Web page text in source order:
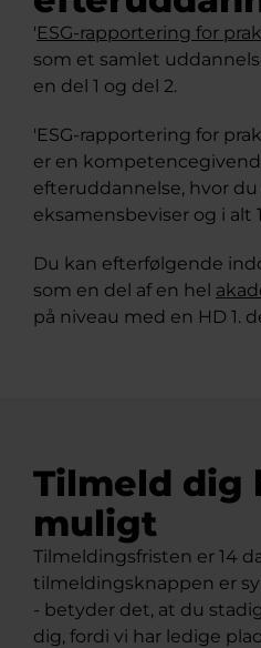
'ESG-rapportering for
som et samlet
en del 1 og del 2.
'ESG-rapportering for
er en
efteruddannelse, hvor
eksamensbeviser og i alt
Du kan efterfølgende
som en del af en hel
på niveau med en HD 1.
Tilmeld dig
muligt
Tilmeldingsfristen er 14
tilmeldingsknappen er
- betyder det, at du
dig, fordi vi har ledige